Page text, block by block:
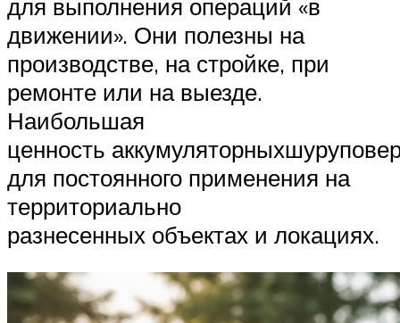
для выполнения операций «в
движении». Они полезны на
производстве, на стройке, при
ремонте или на выезде.
Наибольшая
ценность
для постоянного применения на
территориально
разнесенных объектах и локациях.